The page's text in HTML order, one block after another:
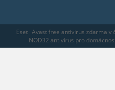
Eset Avast free antivirus zdarma v
NOD32 antivirus pro